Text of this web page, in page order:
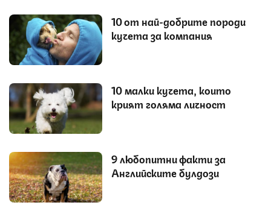
10 от най-добрите породи
кучета за компания
10 малки кучета, които
крият голяма личност
9 любопитни факти за
Английските булдози